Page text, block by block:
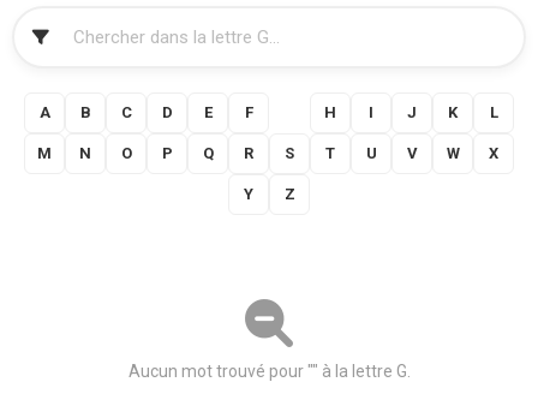
A B C D E F H I J K L
M N O P Q R S T U V W X
Y Z
Aucun mot trouvé pour "" à la lettre G.